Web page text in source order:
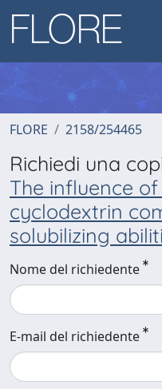
FLORE 2158/254465
Richiedi una
The influence
cyclodextrin
solubilizing
Nome del richiedente
E-mail del richiedente